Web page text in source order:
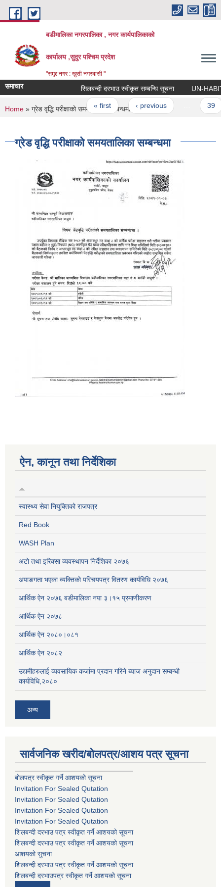
Skip to main content
बडीमालिका नगरपालिका , नगर कार्यपालिकाको
कार्यालय ,सुदुर पश्चिम प्रदेश
"समृद्द नगर : खुसी नगरबासी "
समाचार सिलबन्दी दरभाउ स्वीकृत सम्बन्धि सूचना UN-
Pages
« first ‹ previous
You are here
Home » ग्रेड वृद्धि परीक्षाको समयतालिका सम्बन्धमा
ग्रेड वृद्धि परीक्षाको समयतालिका सम्बन्धमा
ऐन, कानून तथा निर्देशिका
स्वास्थ्य सेवा नियुक्तिको राजपत्र
Red Book
WASH Plan
अटो तथा इरिक्सा व्यवस्थापन निर्देशिका २०७६
अपाङगता भएका व्यक्तिको परिचयपत्र वितरण कार्यविधि २०७६
आर्थिक ऐन २०७६ बडीमालिका नपा ३।१५ प्रमाणीकरण
आर्थिक ऐन २०७८
आर्थिक ऐन २०८०।०८१
आर्थिक ऐन २०८२
उद्यमीहरुलाई व्यवसायिक कर्जामा प्रदान गरिने ब्याज अनुदान सम्बन्धी
कार्यविधि,२०८०
अन्य
सार्वजनिक खरीद/बोलपत्र/आशय पत्र सूचना
बोलपत्र स्वीकृत गर्ने आशयको सूचना
Invitation For Sealed Qutation
Invitation For Sealed Qutation
Invitation For Sealed Qutation
Invitation For Sealed Qutation
शिलबन्दी दरभाउ पत्र स्वीकृत गर्ने आशयको सूचना
शिलबन्दी दरभाउ पत्र स्वीकृत गर्ने आशयको सूचना
आशयको सुचना
शिलबन्दी दरभाउ पत्र स्वीकृत गर्ने आशयको सूचना
शिलबन्दी दरभाउपत्र स्वीकृत गर्ने आशयको सूचना